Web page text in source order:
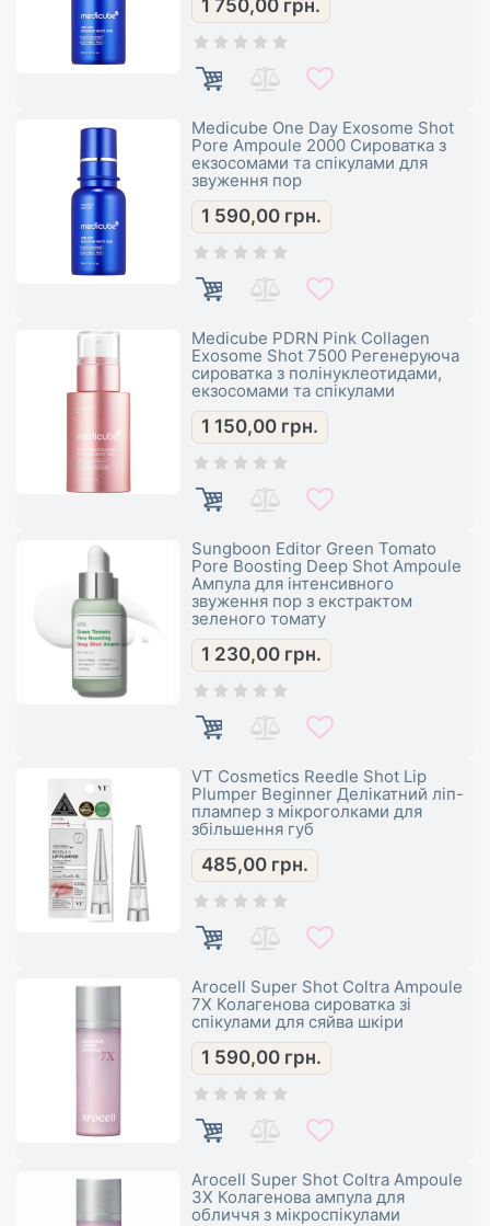
1 750,00 грн.
Medicube One Day Exosome Shot
Pore Ampoule 2000 Сироватка з
екзосомами та спікулами для
звуження пор
1 590,00 грн.
Medicube PDRN Pink Collagen
Exosome Shot 7500 Регенеруюча
сироватка з полінуклеотидами,
екзосомами та спікулами
1 150,00 грн.
Sungboon Editor Green Tomato
Pore Boosting Deep Shot Ampoule
Ампула для інтенсивного
звуження пор з екстрактом
зеленого томату
1 230,00 грн.
VT Cosmetics Reedle Shot Lip
Plumper Beginner Делікатний ліп-
плампер з мікроголками для
збільшення губ
485,00 грн.
Arocell Super Shot Coltra Ampoule
7X Колагенова сироватка зі
спікулами для сяйва шкіри
1 590,00 грн.
Arocell Super Shot Coltra Ampoule
3X Колагенова ампула для
обличчя з мікроспікулами